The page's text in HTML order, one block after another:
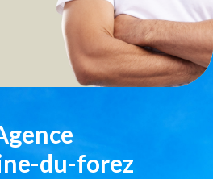
du-forez